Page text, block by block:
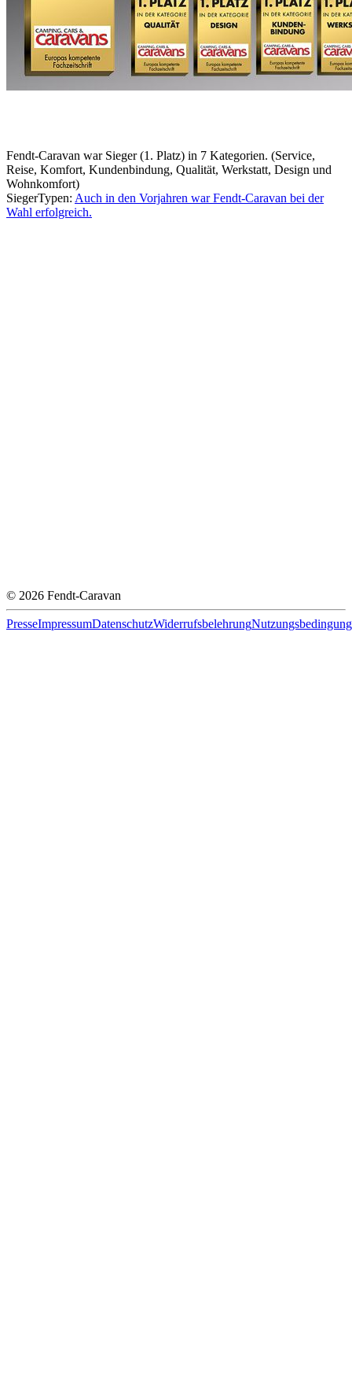
Fendt-Caravan war Sieger (1. Platz) in 7 Kategorien. (Service,
Reise, Komfort, Kundenbindung, Qualität, Werkstatt, Design und
Wohnkomfort)
SiegerTypen: Auch in den Vorjahren war Fendt-Caravan bei der
Wahl erfolgreich.
© 2026 Fendt-Caravan
PresseImpressumDatenschutzWiderrufsbelehrung